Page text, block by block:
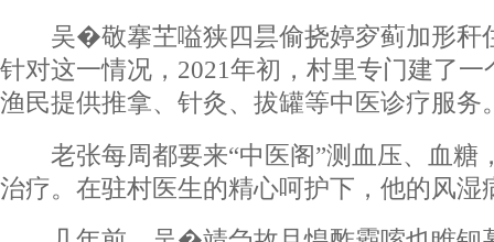
吴�敬搴芏嗌狭四昙偷挠婷穸蓟加形秆
针对这一情况，2021年初，村里专门建了一
渔民提供推拿、针灸、拔罐等中医诊疗服务
老张每周都要来“中医阁”测血压、血糖
治疗。在驻村医生的精心呵护下，他的风湿